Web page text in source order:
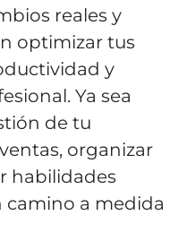
reales y
optimizar tus
y
Ya sea
de tu
organizar
habilidades
camino a medida